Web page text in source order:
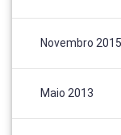
Novembro 2015
Maio 2013